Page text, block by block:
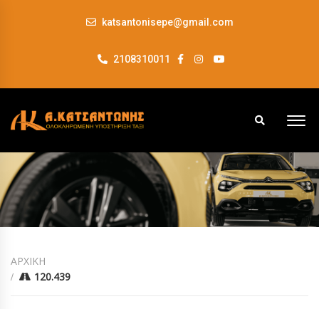
katsantonisepe@gmail.com
2108310011
ΑΡΧΙΚΗ
120.439